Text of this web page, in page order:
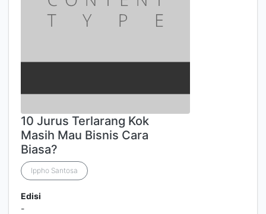
10 Jurus Terlarang Kok
Masih Mau Bisnis Cara
Biasa?
Ippho Santosa
Edisi
-